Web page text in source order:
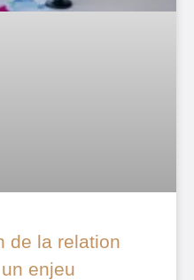
de la relation
enjeu